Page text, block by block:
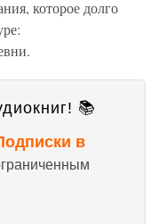
которое долго
📚
в